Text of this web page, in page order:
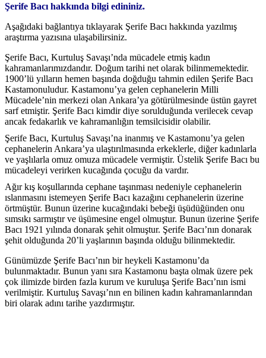
Şerife Bacı hakkında bilgi edininiz.
Aşağıdaki bağlantıya tıklayarak Şerife Bacı hakkında yazılmış
araştırma yazısına ulaşabilirsiniz.
Şerife Bacı, Kurtuluş Savaşı’nda mücadele etmiş kadın
kahramanlarımızdandır. Doğum tarihi net olarak bilinmemektedir.
1900’lü yılların hemen başında doğduğu tahmin edilen Şerife Bacı
Kastamonuludur. Kastamonu’ya gelen cephanelerin Milli
Mücadele’nin merkezi olan Ankara’ya götürülmesinde üstün gayret
sarf etmiştir. Şerife Bacı kimdir diye sorulduğunda verilecek cevap
ancak fedakarlık ve kahramanlığın temsilcisidir olabilir.
Şerife Bacı, Kurtuluş Savaşı’na inanmış ve Kastamonu’ya gelen
cephanelerin Ankara’ya ulaştırılmasında erkeklerle, diğer kadınlarla
ve yaşlılarla omuz omuza mücadele vermiştir. Üstelik Şerife Bacı bu
mücadeleyi verirken kucağında çocuğu da vardır.
Ağır kış koşullarında cephane taşınması nedeniyle cephanelerin
ıslanmasını istemeyen Şerife Bacı kazağını cephanelerin üzerine
örtmüştür. Bunun üzerine kucağındaki bebeği üşüdüğünden onu
sımsıkı sarmıştır ve üşümesine engel olmuştur. Bunun üzerine Şerife
Bacı 1921 yılında donarak şehit olmuştur. Şerife Bacı’nın donarak
şehit olduğunda 20’li yaşlarının başında olduğu bilinmektedir.
Günümüzde Şerife Bacı’nın bir heykeli Kastamonu’da
bulunmaktadır. Bunun yanı sıra Kastamonu başta olmak üzere pek
çok ilimizde birden fazla kurum ve kuruluşa Şerife Bacı’nın ismi
verilmiştir. Kurtuluş Savaşı’nın en bilinen kadın kahramanlarından
biri olarak adını tarihe yazdırmıştır.